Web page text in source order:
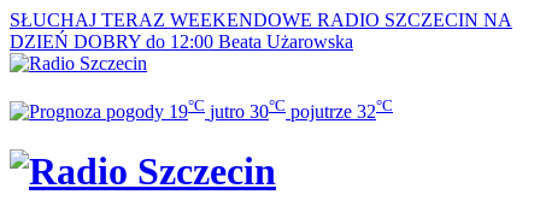
SŁUCHAJ TERAZ WEEKENDOWE RADIO SZCZECIN NA
DZIEŃ DOBRY do 12:00 Beata Użarowska
19°C jutro 30°C pojutrze 32°C